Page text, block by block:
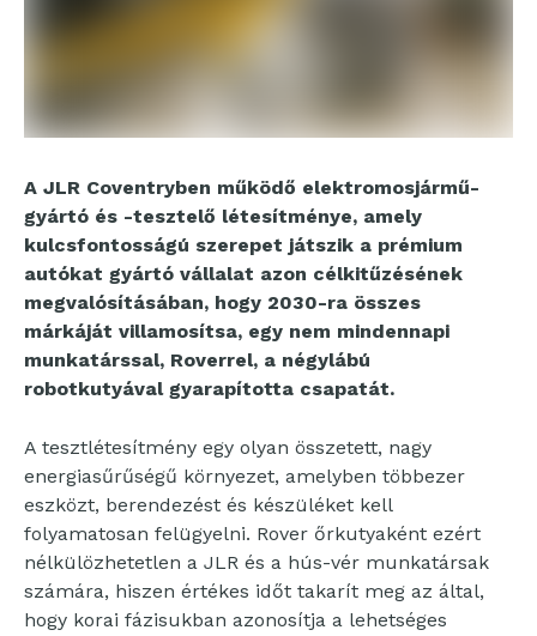
A JLR Coventryben működő elektromosjármű-
gyártó és -tesztelő létesítménye, amely
kulcsfontosságú szerepet játszik a prémium
autókat gyártó vállalat azon célkitűzésének
megvalósításában, hogy 2030-ra összes
márkáját villamosítsa, egy nem mindennapi
munkatárssal, Roverrel, a négylábú
robotkutyával gyarapította csapatát.
A tesztlétesítmény egy olyan összetett, nagy
energiasűrűségű környezet, amelyben többezer
eszközt, berendezést és készüléket kell
folyamatosan felügyelni. Rover őrkutyaként ezért
nélkülözhetetlen a JLR és a hús-vér munkatársak
számára, hiszen értékes időt takarít meg az által,
hogy korai fázisukban azonosítja a lehetséges